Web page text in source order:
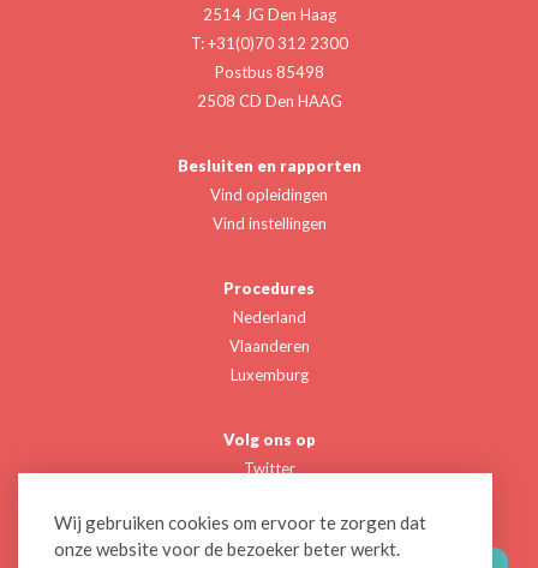
Wij gebruiken cookies om ervoor te zorgen dat
onze website voor de bezoeker beter werkt.
2514 JG Den Haag
T: +31(0)70 312 2300
Postbus 85498
2508 CD Den HAAG
Besluiten en rapporten
Vind opleidingen
Vind instellingen
Procedures
Nederland
Vlaanderen
Luxemburg
Volg ons op
Twitter